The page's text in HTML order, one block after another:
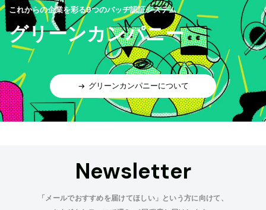
これからの企業を彩る9つのバッヂ認証システム
グリーンカンパニー
グリーンカンパニーについて
Newsletter
「メールでおすすめを届けてほしい」という方に向けて、